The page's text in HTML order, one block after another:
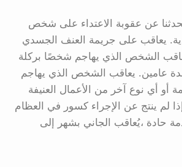
عن عقوبة الاعتداء على شخص
يعاقب على جريمة العنف الجسدي
الشخص الذي يهاجم شخصًا بركلة
عامين. يعاقب الشخص الذي يهاجم
أو أي نوع آخر من الأعمال العنيفة
لم ينتج عن الإجراء كسور في العظام
حادة ،يُعاقب الجاني بشهر إلى